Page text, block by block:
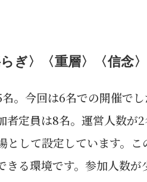
ぎ〉〈重層〉〈信念〉
。今回は6名での開催でし
者定員は8名。運営人数が
として設定しています。
きる環境です。参加人数